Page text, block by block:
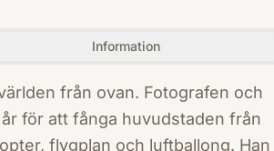
Information
från ovan. Fotografen och
för att fånga huvudstaden från
flygplan och luftballong. Han